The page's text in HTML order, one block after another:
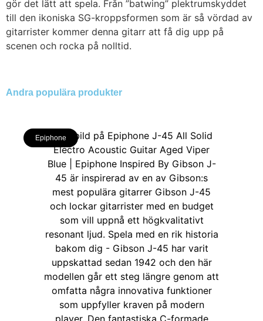
gör det lätt att spela. Från ”batwing” plektrumskyddet
till den ikoniska SG-kroppsformen som är så vördad av
gitarrister kommer denna gitarr att få dig upp på
scenen och rocka på nolltid.
Andra populära produkter
Epiphone